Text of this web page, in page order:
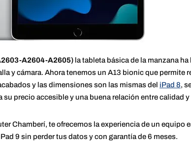
A2604-A2605) la tableta básica de la manzana
y cámara. Ahora tenemos un A13 bionic que permite
y las dimensiones son las mismas del iPad 8,
su precio accesible y una buena relación entre calidad
Chamberí, te ofrecemos la experiencia de un equipo
9 sin perder tus datos y con garantía de 6 meses.